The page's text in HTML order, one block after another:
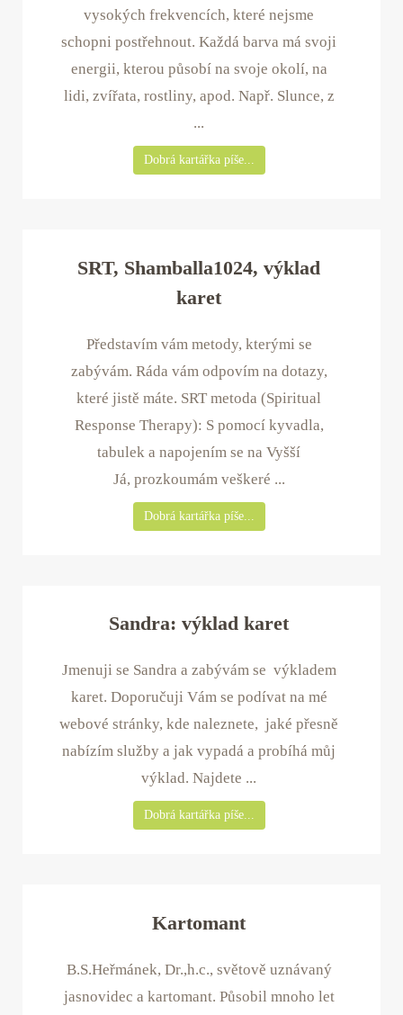
vysokých frekvencích, které nejsme
schopni postřehnout. Každá barva má svoji
energii, kterou působí na svoje okolí, na
lidi, zvířata, rostliny, apod. Např. Slunce, z
...
Dobrá kartářka píše...
SRT, Shamballa1024, výklad
karet
Představím vám metody, kterými se
zabývám. Ráda vám odpovím na dotazy,
které jistě máte. SRT metoda (Spiritual
Response Therapy): S pomocí kyvadla,
tabulek a napojením se na Vyšší
Já, prozkoumám veškeré ...
Dobrá kartářka píše...
Sandra: výklad karet
Jmenuji se Sandra a zabývám se výkladem
karet. Doporučuji Vám se podívat na mé
webové stránky, kde naleznete, jaké přesně
nabízím služby a jak vypadá a probíhá můj
výklad. Najdete ...
Dobrá kartářka píše...
Kartomant
B.S.Heřmánek, Dr.,h.c., světově uznávaný
jasnovidec a kartomant. Působil mnoho let